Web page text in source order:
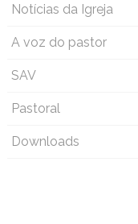
Notícias da Igreja
A voz do pastor
SAV
Pastoral
Downloads